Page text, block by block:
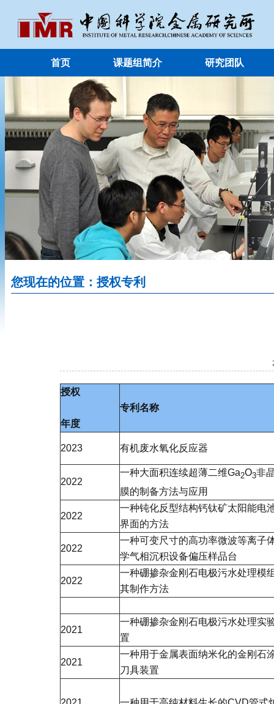
首页 课题组简介 研究团队
您现在的位置：授权专利
授权
年度
专利名称
2023 有机废水氧化反应器
2022
一种大面积连续超薄二维Ga2O3非
膜的制备方法与应用
2022
一种钝化反型结构钙钛矿太阳能电
界面的方法
2022
一种可变尺寸的高功率微波等离子
学气相沉积设备偏压样品台
2022
一种硼掺杂金刚石电极污水处理模
其制作方法
2021
一种硼掺杂金刚石电极污水处理实
置
2021
一种用于金属表面纳米化的金刚石
刀具装置